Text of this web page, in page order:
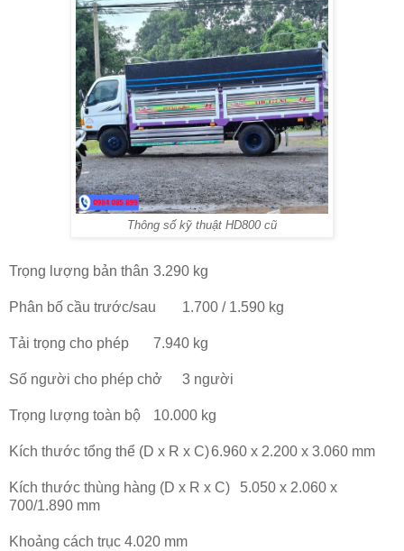
Thông số kỹ thuật HD800 cũ
Trọng lượng bản thân 3.290 kg
Phân bố cầu trước/sau 1.700 / 1.590 kg
Tải trọng cho phép 7.940 kg
Số người cho phép chở 3 người
Trọng lượng toàn bộ 10.000 kg
Kích thước tổng thể (D x R x C)6.960 x 2.200 x 3.060 mm
Kích thước thùng hàng (D x R x C)
5.050 x 2.060 x
700/1.890 mm
Khoảng cách trục 4.020 mm